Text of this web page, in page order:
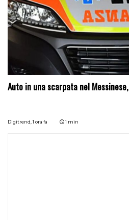
Auto in una scarpata nel
Digitrend,1 ora fa 1 min